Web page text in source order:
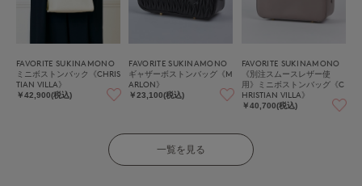
FAVORITE SUKINAMONO
ミニボストンバック《CHRIS
TIAN VILLA》
￥42,900(税込)
FAVORITE SUKINAMONO
ギャザーボストンバッグ《M
ARLON》
￥23,100(税込)
FAVORITE SUKINAMONO
《別注スムースレザー使
用》ミニボストンバッグ《C
HRISTIAN VILLA》
￥40,700(税込)
一覧を見る